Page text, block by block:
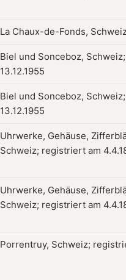
La Chaux-de-Fonds,
Biel und Sonceboz,
13.12.1955
Biel und Sonceboz,
13.12.1955
Uhrwerke, Gehäuse,
Schweiz; registriert am
Uhrwerke, Gehäuse,
Schweiz; registriert am
Porrentruy, Schweiz;